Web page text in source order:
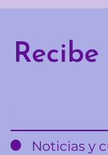
Noticias y